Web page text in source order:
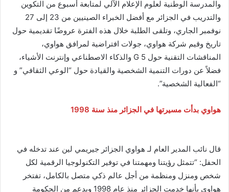
والمدرسة الوطنية لعلوم الإعلام الآلي لمتابعة أسبوع من التكوين
والتدريب في الجزائر مع أفضل الخبراء الصينيين من 23 إلى 27
نوفمبر الجاري، وتلقى الطلبة خلال هذه الفترة عروضًا تقديمية حول
تاريخ وقيم شركة هواوي، جولات افتراضية لمرافق هواوي،
المناقشات التقنية حول 5 G والذكاء الاصطناعي وإنترنت الأشياء،
فضلاً عن دورات التنمية الشخصية والقيادة حول “الوعي الثقافي” و
“الفعالية الشخصية”.
هواوي بدأت مسيرتها في الجزائر منذ سنة 1998
قال نائب المدير العام لـ هواوي الجزائر جيريمي لين عند تدخله في
الحفل: “تتمثل رؤيتنا ومهمتنا في توفير التكنولوجيا الرقمية لكل
شخص ومنزل ومنظمة من أجل عالم ذكي متصل بالكامل، تفتخر
هواوي بأنها خدمت الجزائر منذ عام 1998 وبدعم من الحكومة